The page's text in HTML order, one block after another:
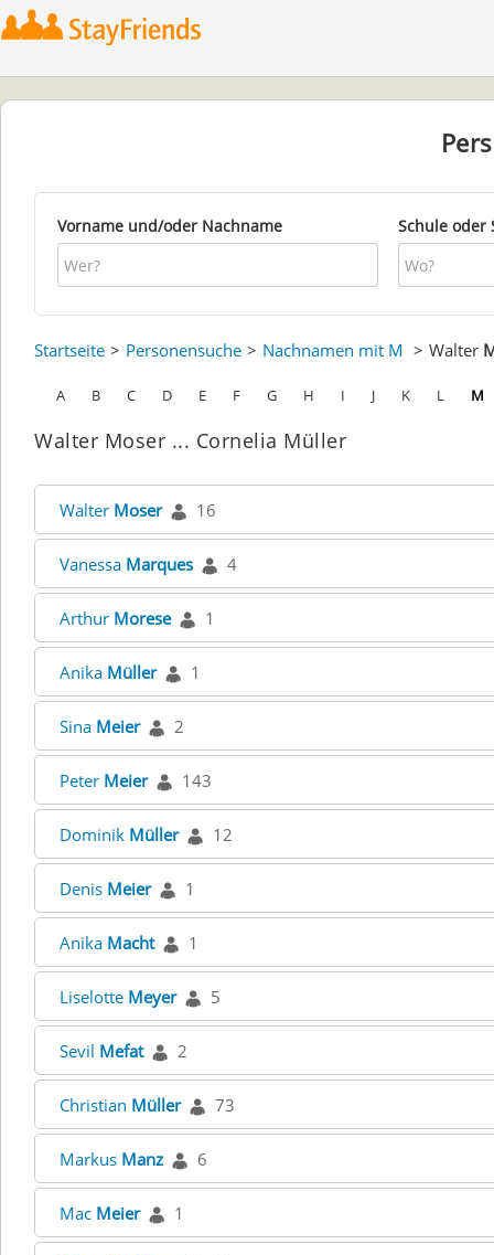
Vorname und/oder Nachname Schule oder
Startseite Personensuche Nachnamen mit M Walter
A B C D E F G H I J K L M
Walter Moser ... Cornelia Müller
Walter Moser 16
Vanessa Marques 4
Arthur Morese 1
Anika Müller 1
Sina Meier 2
Peter Meier 143
Dominik Müller 12
Denis Meier 1
Anika Macht 1
Liselotte Meyer 5
Sevil Mefat 2
Christian Müller 73
Markus Manz 6
Mac Meier 1